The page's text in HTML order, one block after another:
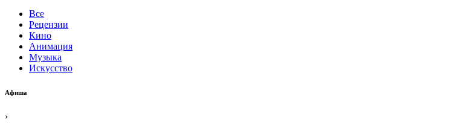
Все
Рецензии
Кино
Анимация
Музыка
Искусство
Афиша
›